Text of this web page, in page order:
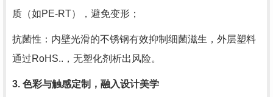
质（如PE-RT），避免变形；
抗菌性：内壁光滑的不锈钢有效抑制细菌滋生，外层塑料
通过RoHS..，无塑化剂析出风险。
3. 色彩与触感定制，融入设计美学